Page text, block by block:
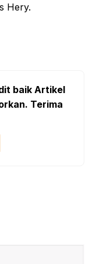
Hery.
baik Artikel
Terima